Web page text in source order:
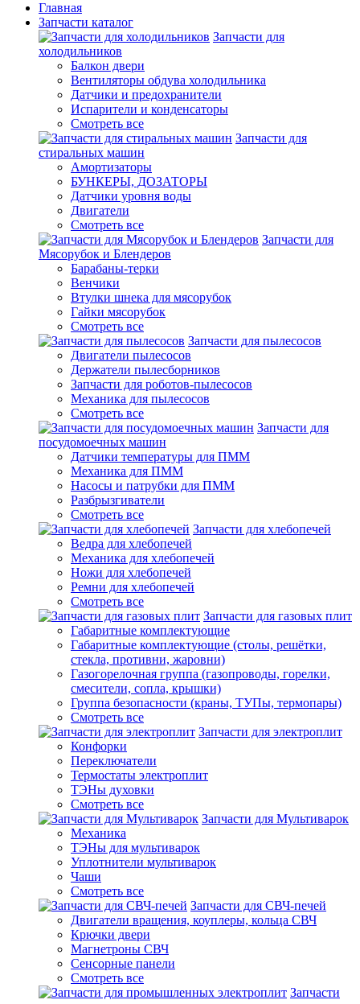
Главная
Запчасти каталог
Запчасти для
холодильников
Балкон двери
Вентиляторы обдува холодильника
Датчики и предохранители
Испарители и конденсаторы
Смотреть все
Запчасти для
стиральных машин
Амортизаторы
БУНКЕРЫ, ДОЗАТОРЫ
Датчики уровня воды
Двигатели
Смотреть все
Запчасти для
Мясорубок и Блендеров
Барабаны-терки
Венчики
Втулки шнека для мясорубок
Гайки мясорубок
Смотреть все
Запчасти для пылесосов
Двигатели пылесосов
Держатели пылесборников
Запчасти для роботов-пылесосов
Механика для пылесосов
Смотреть все
Запчасти для
посудомоечных машин
Датчики температуры для ПММ
Механика для ПММ
Насосы и патрубки для ПММ
Разбрызгиватели
Смотреть все
Запчасти для хлебопечей
Ведра для хлебопечей
Механика для хлебопечей
Ножи для хлебопечей
Ремни для хлебопечей
Смотреть все
Запчасти для газовых плит
Габаритные комплектующие
Габаритные комплектующие (столы, решётки,
стекла, противни, жаровни)
Газогорелочная группа (газопроводы, горелки,
смесители, сопла, крышки)
Группа безопасности (краны, ТУПы, термопары)
Смотреть все
Запчасти для электроплит
Конфорки
Переключатели
Термостаты электроплит
ТЭНы духовки
Смотреть все
Запчасти для Мультиварок
Механика
ТЭНы для мультиварок
Уплотнители мультиварок
Чаши
Смотреть все
Запчасти для СВЧ-печей
Двигатели вращения, коуплеры, кольца СВЧ
Крючки двери
Магнетроны СВЧ
Сенсорные панели
Смотреть все
Запчасти